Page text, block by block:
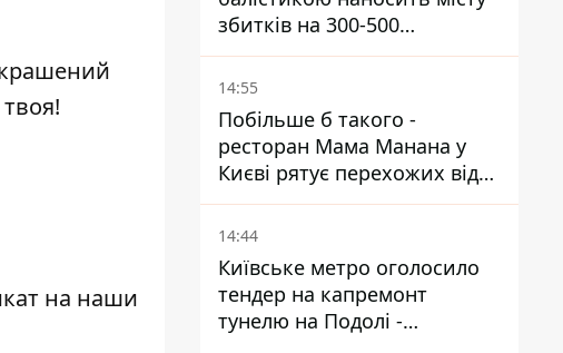
на наши
збитків на 300-500
мільйонів - Петро
Пантелеєв
14:55
Побільше б такого -
ресторан Мама Манана у
Києві рятує перехожих від
спеки
14:44
Київське метро оголосило
тендер на капремонт
тунелю на Подолі -